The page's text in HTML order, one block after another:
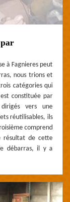
à Fagnieres peut
nous trions et
catégories qui
constituée par
vers une
réutilisables, ils
comprend
résultat de cette
débarras, il y a